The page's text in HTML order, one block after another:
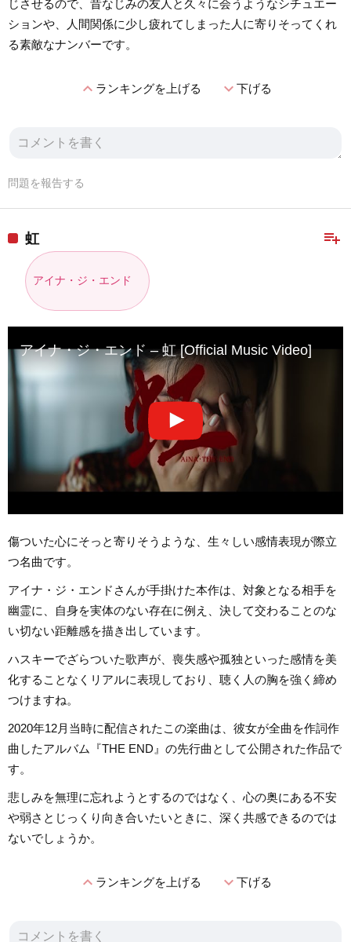
じさせるので、昔なじみの友人と久々に会うようなシチュエー
ションや、人間関係に少し疲れてしまった人に寄りそってくれ
る素敵なナンバーです。
expand_lessランキングを上げる expand_more下げる
問題を報告する
playlist_add
虹
アイナ・ジ・エンド
アイナ・ジ・エンド – 虹 [Official Music Video]
傷ついた心にそっと寄りそうような、生々しい感情表現が際立
つ名曲です。
アイナ・ジ・エンドさんが手掛けた本作は、対象となる相手を
幽霊に、自身を実体のない存在に例え、決して交わることのな
い切ない距離感を描き出しています。
ハスキーでざらついた歌声が、喪失感や孤独といった感情を美
化することなくリアルに表現しており、聴く人の胸を強く締め
つけますね。
2020年12月当時に配信されたこの楽曲は、彼女が全曲を作詞作
曲したアルバム『THE END』の先行曲として公開された作品で
す。
悲しみを無理に忘れようとするのではなく、心の奥にある不安
や弱さとじっくり向き合いたいときに、深く共感できるのでは
ないでしょうか。
expand_lessランキングを上げる expand_more下げる